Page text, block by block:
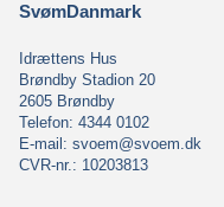
SvømDanmark
Idrættens Hus
Brøndby Stadion 20
2605 Brøndby
Telefon: 4344 0102
E-mail: svoem@svoem.dk
CVR-nr.: 10203813